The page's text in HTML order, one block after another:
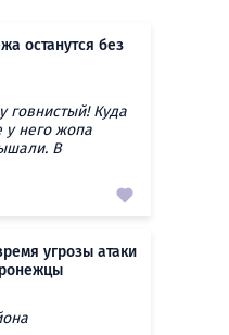
останутся без
говнистый! Куда
у него жопа
В
угрозы атаки